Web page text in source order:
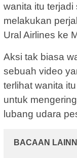
wanita itu terjadi
melakukan
Ural Airlines ke
Aksi tak biasa
sebuah video
terlihat wanita
untuk
lubang udara
BACAAN